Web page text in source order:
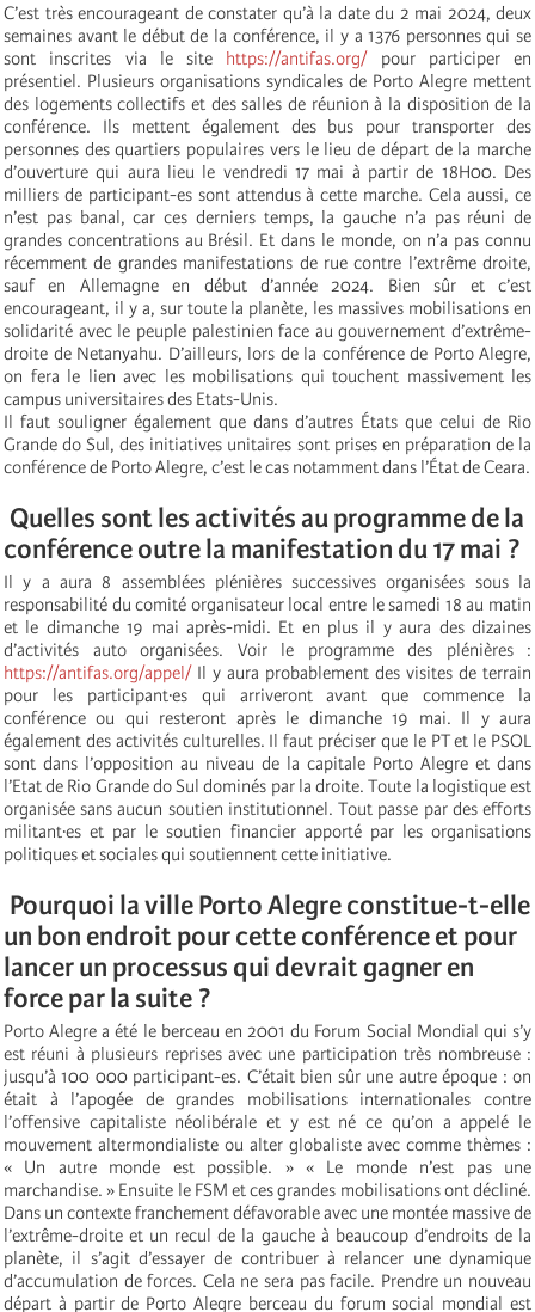
C’est très encourageant de constater qu’à la date du 2 mai 2024, deux
semaines avant le début de la conférence, il y a 1376 personnes qui se
sont inscrites via le site https://antifas.org/pour participer en
présentiel. Plusieurs organisations syndicales de Porto Alegre mettent
des logements collectifs et des salles de réunion à la disposition de la
conférence. Ils mettent également des bus pour transporter des
personnes des quartiers populaires vers le lieu de départ de la marche
d’ouverture qui aura lieu le vendredi 17 mai à partir de 18H00. Des
milliers de participant-es sont attendus à cette marche. Cela aussi, ce
n’est pas banal, car ces derniers temps, la gauche n’a pas réuni de
grandes concentrations au Brésil. Et dans le monde, on n’a pas connu
récemment de grandes manifestations de rue contre l’extrême droite,
sauf en Allemagne en début d’année 2024. Bien sûr et c’est
encourageant, il y a, sur toute la planète, les massives mobilisations en
solidarité avec le peuple palestinien face au gouvernement d’extrême-
droite de Netanyahu. D’ailleurs, lors de la conférence de Porto Alegre,
on fera le lien avec les mobilisations qui touchent massivement les
campus universitaires des Etats-Unis.
Il faut souligner également que dans d’autres États que celui de Rio
Grande do Sul, des initiatives unitaires sont prises en préparation de la
conférence de Porto Alegre, c’est le cas notamment dans l’État de Ceara.
Quelles sont les activités au programme de la
conférence outre la manifestation du 17 mai ?
Il y a aura 8 assemblées plénières successives organisées sous la
responsabilité du comité organisateur local entre le samedi 18 au matin
et le dimanche 19 mai après-midi. Et en plus il y aura des dizaines
d’activités auto organisées. Voir le programme des plénières :
https://antifas.org/appel/Il y aura probablement des visites de terrain
pour les participant·es qui arriveront avant que commence la
conférence ou qui resteront après le dimanche 19 mai. Il y aura
également des activités culturelles. Il faut préciser que le PT et le PSOL
sont dans l’opposition au niveau de la capitale Porto Alegre et dans
l’Etat de Rio Grande do Sul dominés par la droite. Toute la logistique est
organisée sans aucun soutien institutionnel. Tout passe par des efforts
militant·es et par le soutien financier apporté par les organisations
politiques et sociales qui soutiennent cette initiative.
Pourquoi la ville Porto Alegre constitue-t-elle
un bon endroit pour cette conférence et pour
lancer un processus qui devrait gagner en
force par la suite ?
Porto Alegre a été le berceau en 2001 du Forum Social Mondial qui s’y
est réuni à plusieurs reprises avec une participation très nombreuse :
jusqu’à 100 000 participant-es. C’était bien sûr une autre époque : on
était à l’apogée de grandes mobilisations internationales contre
l’offensive capitaliste néolibérale et y est né ce qu’on a appelé le
mouvement altermondialiste ou alter globaliste avec comme thèmes :
« Un autre monde est possible. » « Le monde n’est pas une
marchandise. » Ensuite le FSM et ces grandes mobilisations ont décliné.
Dans un contexte franchement défavorable avec une montée massive de
l’extrême-droite et un recul de la gauche à beaucoup d’endroits de la
planète, il s’agit d’essayer de contribuer à relancer une dynamique
d’accumulation de forces. Cela ne sera pas facile. Prendre un nouveau
départ à partir de Porto Alegre berceau du forum social mondial est